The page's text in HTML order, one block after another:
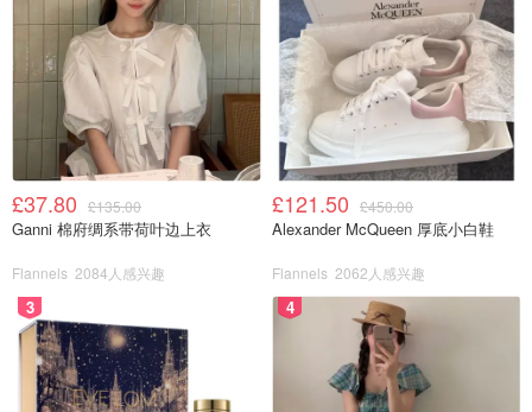
£37.80 £135.00
Ganni 棉府绸系带荷叶边上衣
Flannels 2084人感兴趣
£121.50 £450.00
Alexander McQueen 厚底小白鞋
Flannels 2062人感兴趣
3 4